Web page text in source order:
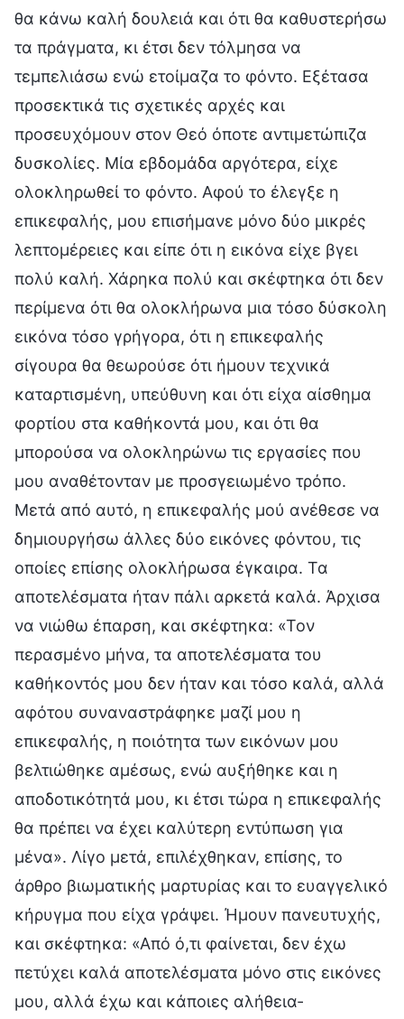
θα κάνω καλή δουλειά και ότι θα καθυστερήσω
τα πράγματα, κι έτσι δεν τόλμησα να
τεμπελιάσω ενώ ετοίμαζα το φόντο. Εξέτασα
προσεκτικά τις σχετικές αρχές και
προσευχόμουν στον Θεό όποτε αντιμετώπιζα
δυσκολίες. Μία εβδομάδα αργότερα, είχε
ολοκληρωθεί το φόντο. Αφού το έλεγξε η
επικεφαλής, μου επισήμανε μόνο δύο μικρές
λεπτομέρειες και είπε ότι η εικόνα είχε βγει
πολύ καλή. Χάρηκα πολύ και σκέφτηκα ότι δεν
περίμενα ότι θα ολοκλήρωνα μια τόσο δύσκολη
εικόνα τόσο γρήγορα, ότι η επικεφαλής
σίγουρα θα θεωρούσε ότι ήμουν τεχνικά
καταρτισμένη, υπεύθυνη και ότι είχα αίσθημα
φορτίου στα καθήκοντά μου, και ότι θα
μπορούσα να ολοκληρώνω τις εργασίες που
μου αναθέτονταν με προσγειωμένο τρόπο.
Μετά από αυτό, η επικεφαλής μού ανέθεσε να
δημιουργήσω άλλες δύο εικόνες φόντου, τις
οποίες επίσης ολοκλήρωσα έγκαιρα. Τα
αποτελέσματα ήταν πάλι αρκετά καλά. Άρχισα
να νιώθω έπαρση, και σκέφτηκα: «Τον
περασμένο μήνα, τα αποτελέσματα του
καθήκοντός μου δεν ήταν και τόσο καλά, αλλά
αφότου συναναστράφηκε μαζί μου η
επικεφαλής, η ποιότητα των εικόνων μου
βελτιώθηκε αμέσως, ενώ αυξήθηκε και η
αποδοτικότητά μου, κι έτσι τώρα η επικεφαλής
θα πρέπει να έχει καλύτερη εντύπωση για
μένα». Λίγο μετά, επιλέχθηκαν, επίσης, το
άρθρο βιωματικής μαρτυρίας και το ευαγγελικό
κήρυγμα που είχα γράψει. Ήμουν πανευτυχής,
και σκέφτηκα: «Από ό,τι φαίνεται, δεν έχω
πετύχει καλά αποτελέσματα μόνο στις εικόνες
μου, αλλά έχω και κάποιες αλήθεια-